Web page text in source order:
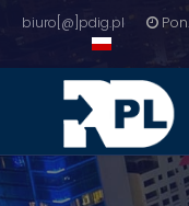
biuro[@]pdig.pl